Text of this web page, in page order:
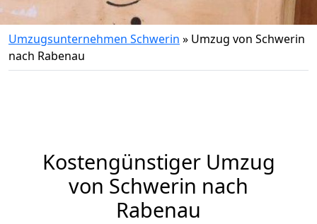
Umzugsunternehmen Schwerin » Umzug von Schwerin
nach Rabenau
Kostengünstiger Umzug
von Schwerin nach
Rabenau